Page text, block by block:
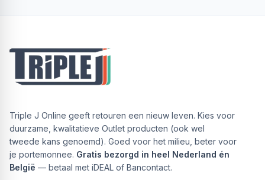
Triple J Online geeft retouren een nieuw leven. Kies voor
duurzame, kwalitatieve Outlet producten (ook wel
tweede kans genoemd). Goed voor het milieu, beter voor
je portemonnee. Gratis bezorgd in heel Nederland én
België — betaal met iDEAL of Bancontact.